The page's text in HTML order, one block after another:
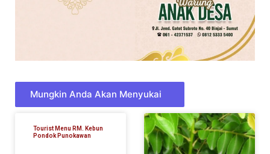
Mungkin Anda Akan Menyukai
Tourist Menu RM. Kebun
Pondok Punokawan